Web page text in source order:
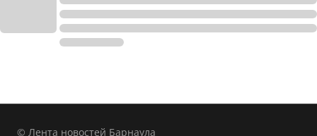
© Лента новостей Барнаула